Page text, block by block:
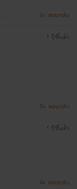
ตอบกลับ
1 ปีที่แล้ว
ตอบกลับ
1 ปีที่แล้ว
ตอบกลับ